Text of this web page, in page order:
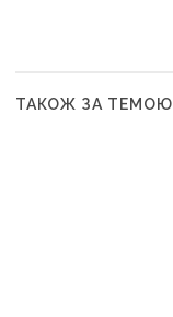
ТАКОЖ ЗА ТЕМОЮ